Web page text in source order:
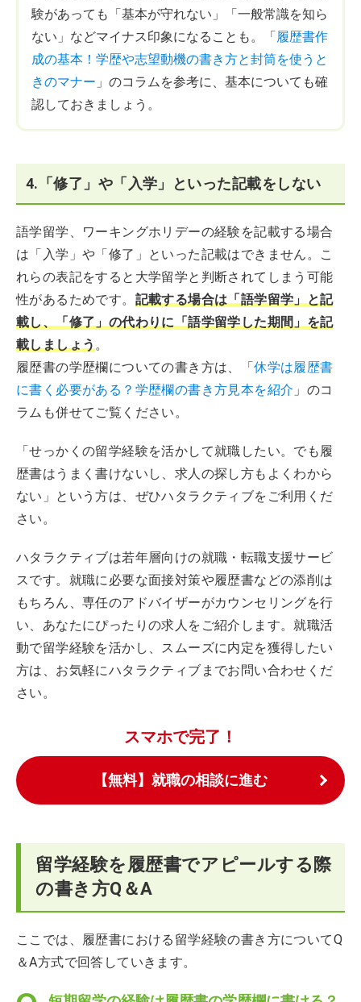
験があっても「基本が守れない」「一般常識を知ら
ない」などマイナス印象になることも。「履歴書作
成の基本！学歴や志望動機の書き方と封筒を使うと
きのマナー 」のコラムを参考に、基本についても確
認しておきましょう。
4.「修了」や「入学」といった記載をしない
語学留学、ワーキングホリデーの経験を記載する場合
は「入学」や「修了」といった記載はできません。こ
れらの表記をすると大学留学と判断されてしまう可能
性があるためです。 記載する場合は「語学留学」と記
載し、「修了」の代わりに「語学留学した期間」を記
載しましょう。
履歴書の学歴欄についての書き方は、「休学は履歴書
に書く必要がある？学歴欄の書き方見本を紹介 」のコ
ラムも併せてご覧ください。
「せっかくの留学経験を活かして就職したい。でも履
歴書はうまく書けないし、求人の探し方もよくわから
ない」という方は、ぜひハタラクティブをご利用くだ
さい。
ハタラクティブは若年層向けの就職・転職支援サービ
スです。就職に必要な面接対策や履歴書などの添削は
もちろん、専任のアドバイザーがカウンセリングを行
い、あなたにぴったりの求人をご紹介します。就職活
動で留学経験を活かし、スムーズに内定を獲得したい
方は、お気軽にハタラクティブまでお問い合わせくだ
さい。
スマホで完了！
【無料】就職の相談に進む
留学経験を履歴書でアピールする際
の書き方Q＆A
ここでは、履歴書における留学経験の書き方についてQ
＆A方式で回答していきます。